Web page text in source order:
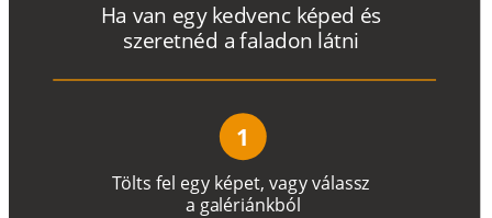
Tölts fel egy képet, vagyválassz
a galériánkból
Ha van egy kedvenc képed és
szeretnéd a faladon látni
1